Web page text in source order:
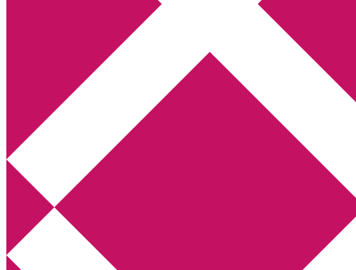
Annikas litteratur- och kulturblogg
Deckare, kriminalromaner, thrillers